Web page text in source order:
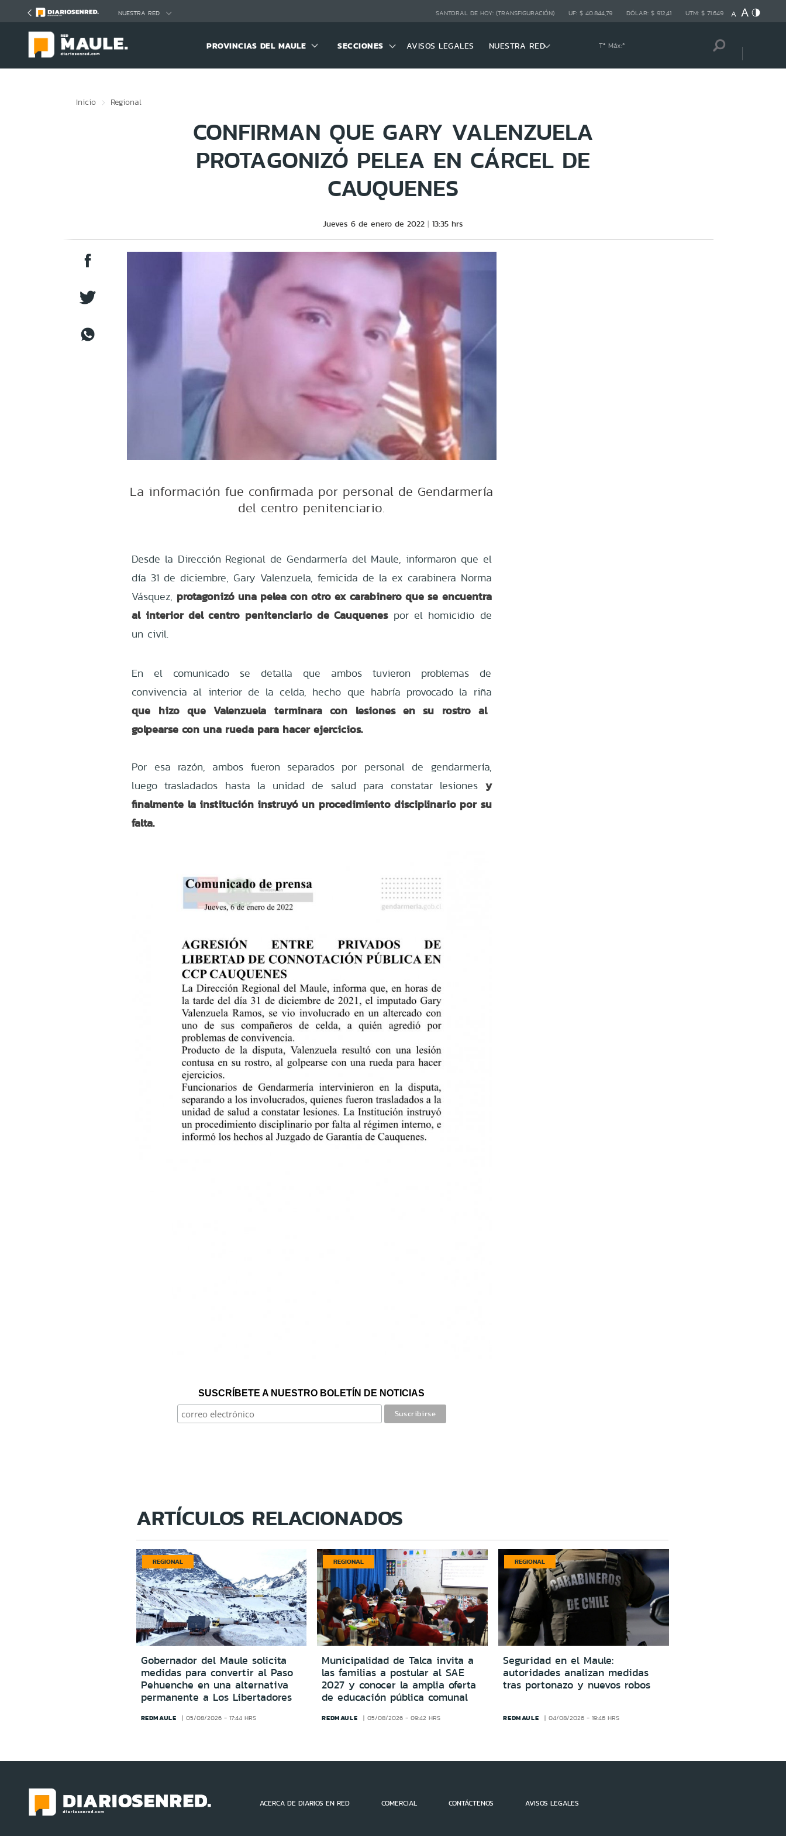
NUESTRA RED SANTORAL DE HOY: (TRANSFIGURACIÓN) UF: $ 40.844,79 DÓLAR: $ 912,41 UTM: $ 71.649
PROVINCIAS DEL MAULE SECCIONES AVISOS LEGALES NUESTRA RED Tª Máx:º
Inicio Regional
CONFIRMAN QUE GARY VALENZUELA
PROTAGONIZÓ PELEA EN CÁRCEL DE
CAUQUENES
Jueves 6 de enero de 2022 13:35 hrs
La información fue confirmada por personal de Gendarmería
del centro penitenciario.
Desde la Dirección Regional de Gendarmería del Maule, informaron que el
día 31 de diciembre, Gary Valenzuela, femicida de la ex carabinera Norma
Vásquez, protagonizó una pelea con otro ex carabinero que se encuentra
al interior del centro penitenciario de Cauquenespor el homicidio de
un civil.
En el comunicado se detalla que ambos tuvieron problemas de
convivencia al interior de la celda, hecho que habría provocado la riña
que hizo que Valenzuela terminara con lesiones en su rostro al
golpearse con una rueda para hacer ejercicios.
Por esa razón, ambos fueron separados por personal de gendarmería,
luego trasladados hasta la unidad de salud para constatar lesiones y
finalmente la institución instruyó un procedimiento disciplinario por su
falta.
SUSCRÍBETE A NUESTRO BOLETÍN DE NOTICIAS
ARTÍCULOS RELACIONADOS
REGIONAL
Gobernador del Maule solicita
medidas para convertir al Paso
Pehuenche en una alternativa
permanente a Los Libertadores
REDMAULE 05/08/2026 - 17:44 HRS
REGIONAL
Municipalidad de Talca invita a
las familias a postular al SAE
2027 y conocer la amplia oferta
de educación pública comunal
REDMAULE 05/08/2026 - 09:42 HRS
REGIONAL
Seguridad en el Maule:
autoridades analizan medidas
tras portonazo y nuevos robos
REDMAULE 04/08/2026 - 19:46 HRS
ACERCA DE DIARIOS EN RED COMERCIAL CONTÁCTENOS AVISOS LEGALES